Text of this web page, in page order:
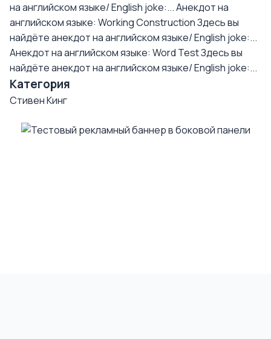
на английском языке/ English joke:...Анекдот на
английском языке: Working ConstructionЗдесь вы
найдёте анекдот на английском языке/ English joke:...
Анекдот на английском языке: Word TestЗдесь вы
найдёте анекдот на английском языке/ English joke:...
Категория
Стивен Кинг